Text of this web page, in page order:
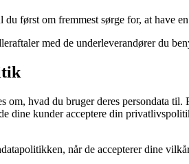
først om fremmest sørge for, at have
med de underleverandører du
om, hvad du bruger deres persondata
dine kunder acceptere din
når de accepterer dine